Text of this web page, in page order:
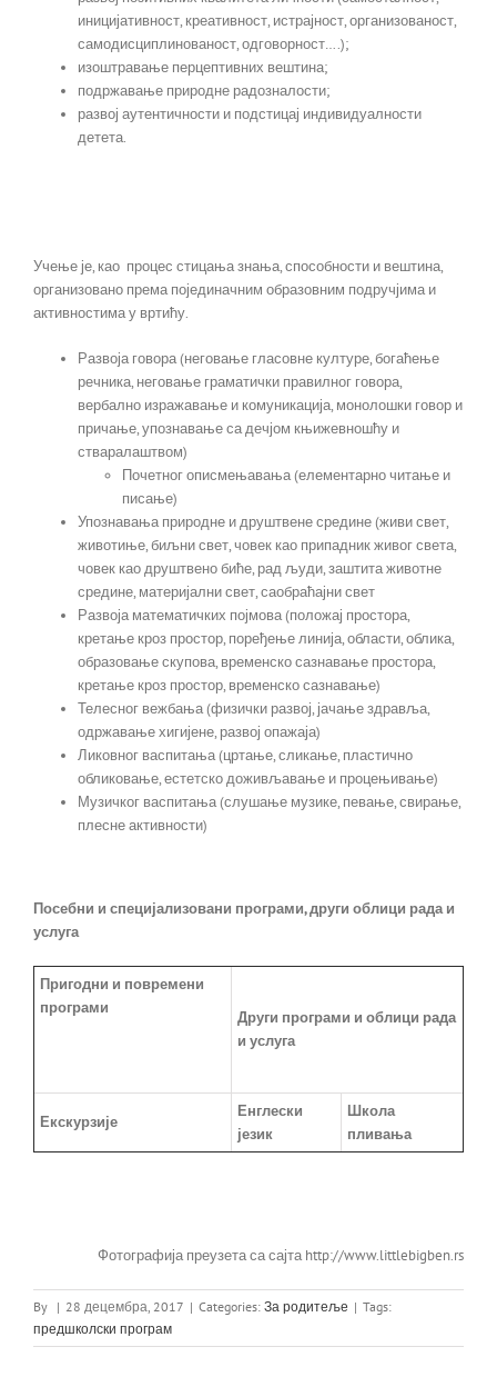
иницијативност, креативност, истрајност, организованост,
самодисциплинованост, одговорност….);
изоштравање перцептивних вештина;
подржавање природне радозналости;
развој аутентичности и подстицај индивидуалности
детета.
Учење је, као процес стицања знања, способности и вештина,
организовано према појединачним образовним подручјима и
активностима у вртићу.
Развоја говора (неговање гласовне културе, богаћење
речника, неговање граматички правилног говора,
вербално изражавање и комуникација, монолошки говор и
причање, упознавање са дечјом књижевношћу и
стваралаштвом)
Почетног описмењавања (елементарно читање и
писање)
Упознавања природне и друштвене средине (живи свет,
животиње, биљни свет, човек као припадник живог света,
човек као друштвено биће, рад људи, заштита животне
средине, материјални свет, саобраћајни свет
Развоја математичких појмова (положај простора,
кретање кроз простор, поређење линија, области, облика,
образовање скупова, временско сазнавање простора,
кретање кроз простор, временско сазнавање)
Телесног вежбања (физички развој, јачање здравља,
одржавање хигијене, развој опажаја)
Ликовног васпитања (цртање, сликање, пластично
обликовање, естетско доживљавање и процењивање)
Музичког васпитања (слушање музике, певање, свирање,
плесне активности)
Посебни и специјализовани програми, други облици рада и
услуга
Пригодни и повремени
програми
Други програми и облици рада
и услуга
Екскурзије
Енглески
језик
Школа
пливања
Фотографија преузета са сајта http://www.littlebigben.rs
By | 28 децембра, 2017 | Categories: За родитеље | Tags:
предшколски програм